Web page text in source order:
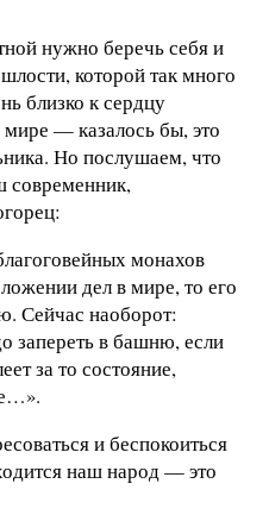
нужно беречь себя и
которой так много
близко к сердцу
— казалось бы, это
Но послушаем, что
современник,
монахов
дел в мире, то его
Сейчас наоборот:
запереть в башню, если
за то состояние,
и беспокоиться
наш народ — это